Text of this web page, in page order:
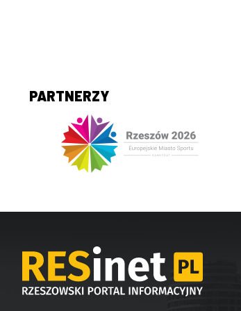
PARTNERZY